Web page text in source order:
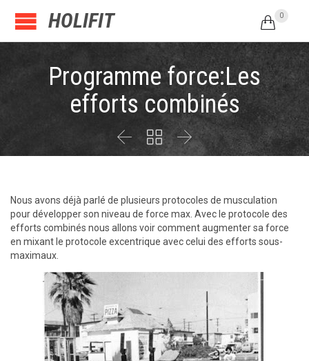
HOLIFIT  0
Programme force:Les
efforts combinés
  
Nous avons déjà parlé de plusieurs protocoles de musculation
pour développer son niveau de force max. Avec le protocole des
efforts combinés nous allons voir comment augmenter sa force
en mixant le protocole excentrique avec celui des efforts sous-
maximaux.